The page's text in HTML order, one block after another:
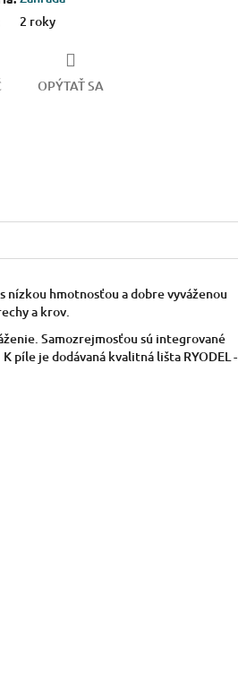
2 roky
OPÝTAŤ SA
nízkou hmotnosťou a dobre vyváženou
a krov.
Samozrejmosťou sú integrované
píle je dodávaná kvalitná lišta RYODEL -